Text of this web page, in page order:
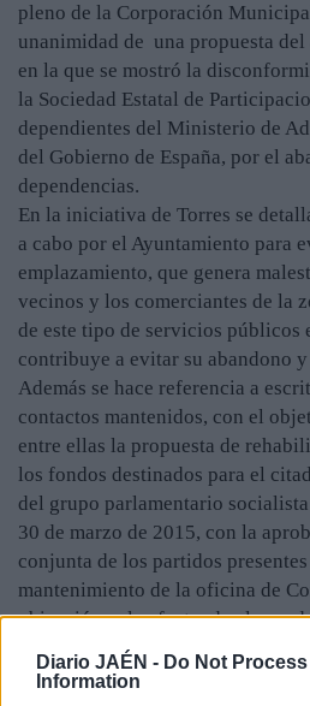
Diario JAÉN - Do Not
Information
pleno de la Corporación
unanimidad de una propuesta
en la que se mostró la
la Sociedad Estatal de
dependientes del Ministerio de
del Gobierno de España, por el
dependencias.
En la iniciativa de Torres se
a cabo por el Ayuntamiento para
emplazamiento, que genera
vecinos y los comerciantes de la
de este tipo de servicios públicos
contribuye a evitar su abandono
Además se hace referencia a
contactos mantenidos, con el
entre ellas la propuesta de
los fondos destinados para el
del grupo parlamentario
30 de marzo de 2015, con la
conjunta de los partidos
mantenimiento de la oficina de
ubicación, o la efectuada el
nuevamente desde la Alcaldía,
solicitar una reunión para abordar